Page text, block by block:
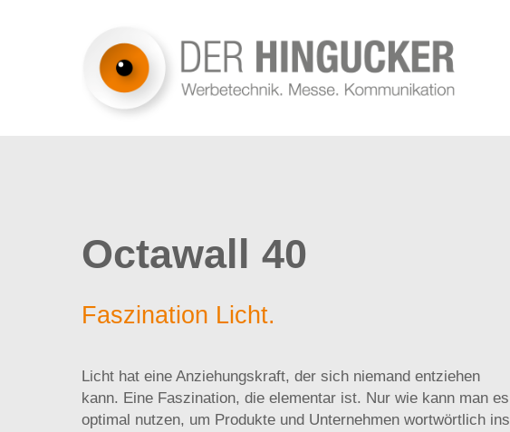
Gebäude
Fahrzeugbeschriftung
Raumgestaltung
Octawall 40
Faszination Licht.
Licht hat eine Anziehungskraft, der sich niemand entziehen
kann. Eine Faszination, die elementar ist. Nur wie kann man es
optimal nutzen, um Produkte und Unternehmen wortwörtlich ins